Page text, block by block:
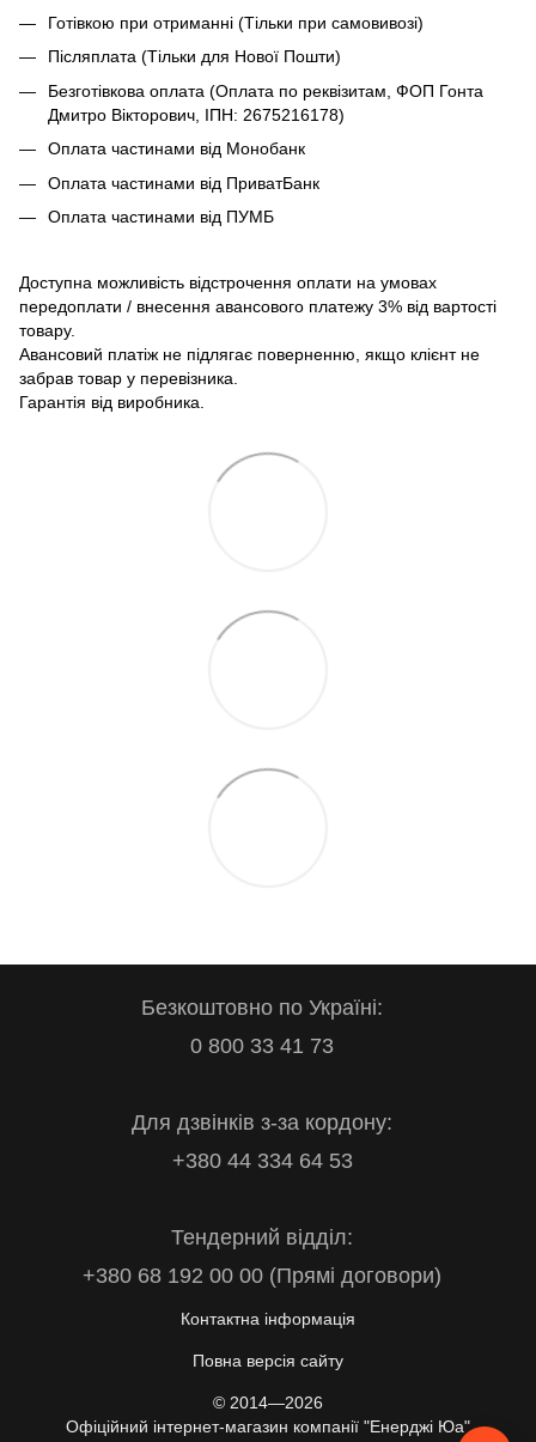
Готівкою при отриманні (Тільки при самовивозі)
Післяплата (Тільки для Нової Пошти)
Безготівкова оплата (Оплата по реквізитам, ФОП Гонта
Дмитро Вікторович, ІПН: 2675216178)
Оплата частинами від Монобанк
Оплата частинами від ПриватБанк
Оплата частинами від ПУМБ
Доступна можливість відстрочення оплати на умовах
передоплати / внесення авансового платежу 3% від вартості
товару.
Авансовий платіж не підлягає поверненню, якщо клієнт не
забрав товар у перевізника.
Гарантія від виробника.
Безкоштовно по Україні:
0 800 33 41 73
Для дзвінків з-за кордону:
+380 44 334 64 53
Тендерний відділ:
+380 68 192 00 00 (Прямі договори)
Контактна інформація
Повна версія сайту
© 2014—2026
Офіційний інтернет-магазин компанії "Енерджі Юа"